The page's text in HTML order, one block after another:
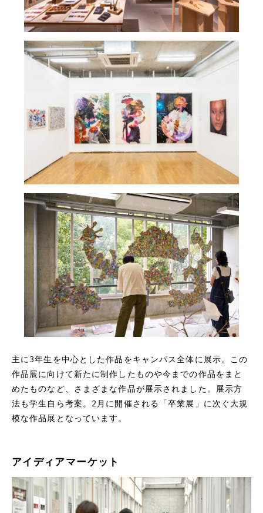
主に3年生を中心とした作品をキャンパス全体に展示。この
作品展に向けて新たに制作したものや今までの作品をまと
めたものなど、さまざまな作品が展示されました。展示方
法も学生自ら考案。2月に開催される「卒業展」に次ぐ大規
模な作品展となっています。
アイディアマーケット